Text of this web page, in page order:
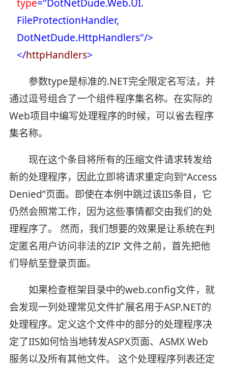
type="DotNetDude.Web.UI.
FileProtectionHandler,
DotNetDude.HttpHandlers"/>
</httpHandlers>
参数type是标准的.NET完全限定名写法，并
通过逗号组合了一个组件程序集名称。在实际的
Web项目中编写处理程序的时候，可以省去程序
集名称。
现在这个条目将所有的压缩文件请求转发给
新的处理程序，因此立即将请求重定向到“Access
Denied”页面。即使在本例中跳过该IIS条目，它
仍然会照常工作，因为这些事情都交由我们的处
理程序了。 然而，我们想要的效果是让系统在判
定匿名用户访问非法的ZIP 文件之前，首先把他
们导航至登录页面。
如果检查框架目录中的web.config文件，就
会发现一列处理常见文件扩展名用于ASP.NET的
处理程序。定义这个文件中的部分的处理程序决
定了IIS如何恰当地转发ASPX页面、ASMX Web
服务以及所有其他文件。 这个处理程序列表还定